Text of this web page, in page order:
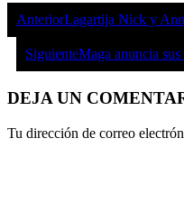
AnteriorLagartija Nick y
SiguienteMaga anuncia
DEJA UN
Tu dirección de correo